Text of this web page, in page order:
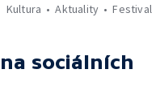
Kultura
Aktuality Festival
na sociálních